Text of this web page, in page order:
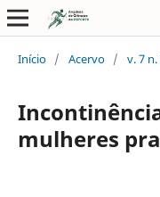
Início / Acervo / v. 7
mulheres